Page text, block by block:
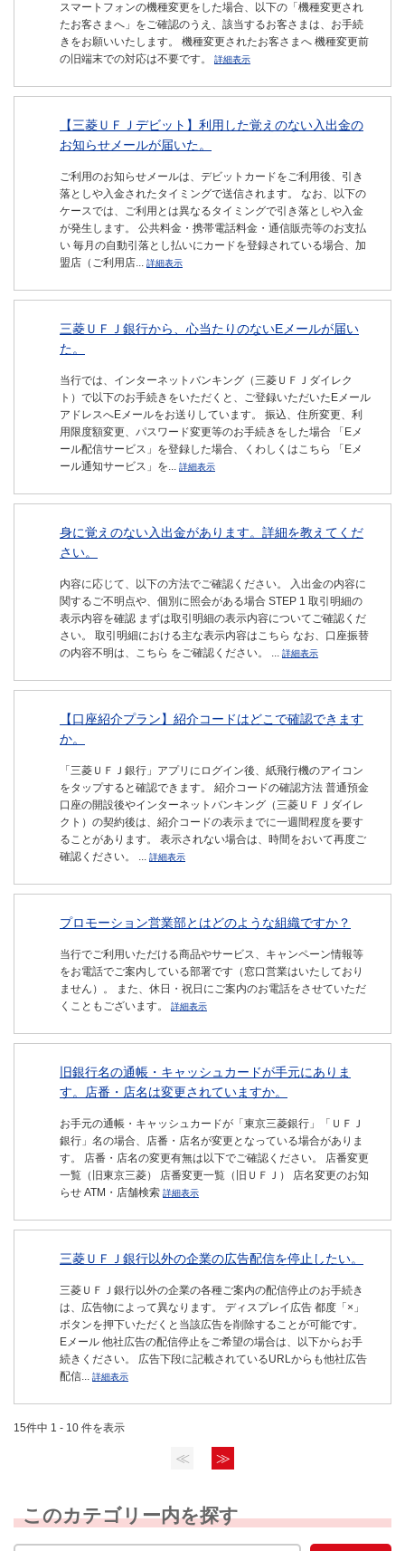
スマートフォンの機種変更をした場合、以下の「機種変更され
たお客さまへ」をご確認のうえ、該当するお客さまは、お手続
きをお願いいたします。 機種変更されたお客さまへ 機種変更前
の旧端末での対応は不要です。
詳細表示
【三菱ＵＦＪデビット】利用した覚えのない入出金の
お知らせメールが届いた。
ご利用のお知らせメールは、デビットカードをご利用後、引き
落としや入金されたタイミングで送信されます。 なお、以下の
ケースでは、ご利用とは異なるタイミングで引き落としや入金
が発生します。 公共料金・携帯電話料金・通信販売等のお支払
い 毎月の自動引落とし払いにカードを登録されている場合、加
盟店（ご利用店... 詳細表示
三菱ＵＦＪ銀行から、心当たりのないEメールが届い
た。
当行では、インターネットバンキング（三菱ＵＦＪダイレク
ト）で以下のお手続きをいただくと、ご登録いただいたEメール
アドレスへEメールをお送りしています。 振込、住所変更、利
用限度額変更、パスワード変更等のお手続きをした場合 「Eメ
ール配信サービス」を登録した場合、くわしくはこちら 「Eメ
ール通知サービス」を... 詳細表示
身に覚えのない入出金があります。詳細を教えてくだ
さい。
内容に応じて、以下の方法でご確認ください。 入出金の内容に
関するご不明点や、個別に照会がある場合 STEP 1 取引明細の
表示内容を確認 まずは取引明細の表示内容についてご確認くだ
さい。 取引明細における主な表示内容はこちら なお、口座振替
の内容不明は、こちら をご確認ください。 ... 詳細表示
【口座紹介プラン】紹介コードはどこで確認できます
か。
「三菱ＵＦＪ銀行」アプリにログイン後、紙飛行機のアイコン
をタップすると確認できます。 紹介コードの確認方法 普通預金
口座の開設後やインターネットバンキング（三菱ＵＦＪダイレ
クト）の契約後は、紹介コードの表示までに一週間程度を要す
ることがあります。 表示されない場合は、時間をおいて再度ご
確認ください。 ... 詳細表示
プロモーション営業部とはどのような組織ですか？
当行でご利用いただける商品やサービス、キャンペーン情報等
をお電話でご案内している部署です（窓口営業はいたしており
ません）。 また、休日・祝日にご案内のお電話をさせていただ
くこともございます。
詳細表示
旧銀行名の通帳・キャッシュカードが手元にありま
す。店番・店名は変更されていますか。
お手元の通帳・キャッシュカードが「東京三菱銀行」「ＵＦＪ
銀行」名の場合、店番・店名が変更となっている場合がありま
す。 店番・店名の変更有無は以下でご確認ください。 店番変更
一覧（旧東京三菱） 店番変更一覧（旧ＵＦＪ） 店名変更のお知
らせ ATM・店舗検索 詳細表示
三菱ＵＦＪ銀行以外の企業の広告配信を停止したい。
三菱ＵＦＪ銀行以外の企業の各種ご案内の配信停止のお手続き
は、広告物によって異なります。 ディスプレイ広告 都度「×」
ボタンを押下いただくと当該広告を削除することが可能です。
Eメール 他社広告の配信停止をご希望の場合は、以下からお手
続きください。 広告下段に記載されているURLからも他社広告
配信... 詳細表示
15件中 1 - 10 件を表示
≪ ≫
このカテゴリー内を探す